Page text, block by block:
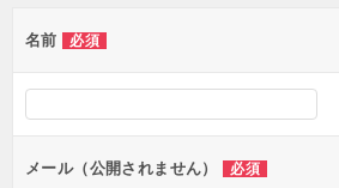
ー
シ
ン
名前 必須
メール（公開されません） 必須